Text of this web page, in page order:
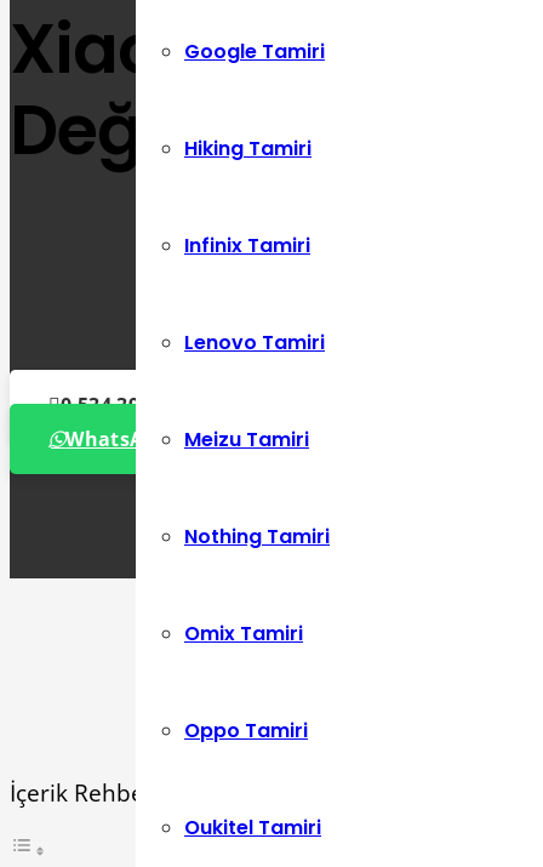
Google Tamiri
Hiking Tamiri
Infinix Tamiri
Lenovo Tamiri
Meizu Tamiri
Nothing Tamiri
Omix Tamiri
Oppo Tamiri
Oukitel Tamiri
Xiaomi Redmi
Değişimi
0 534 392 72 86
WhatsApp Destek Hattı
İçerik Rehberi